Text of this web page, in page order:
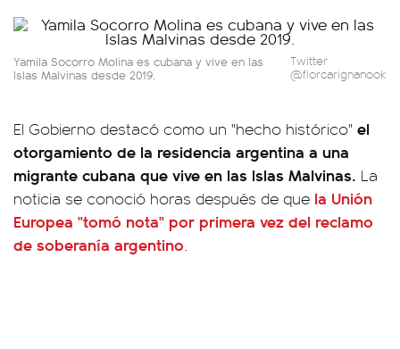
Yamila Socorro Molina es cubana y vive en las
Islas Malvinas desde 2019.
Twitter
@florcarignanook
El Gobierno destacó como un "hecho histórico" el
otorgamiento de la residencia argentina a una
migrante cubana que vive en las Islas Malvinas. La
noticia se conoció horas después de que la Unión
Europea "tomó nota" por primera vez del reclamo
de soberanía argentino.